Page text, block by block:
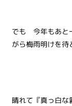
でも 今年もあと
がら梅雨明けを待
晴れて『真っ白